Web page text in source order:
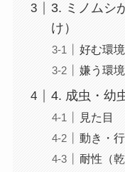
3. ミノムシ
け）
好む環境
嫌う環境
4. 成虫・幼
見た目
動き・
耐性（